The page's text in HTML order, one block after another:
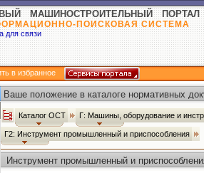
МАШИНОСТРОИТЕЛЬНЫЙ ПОРТАЛ
ПОИСКОВАЯ СИСТЕМА
для связи
в избранное
Ваше положение в каталоге нормативных
Каталог ОСТ Г: Машины, оборудование и
Г2: Инструмент промышленный и приспособления
Инструмент промышленный и